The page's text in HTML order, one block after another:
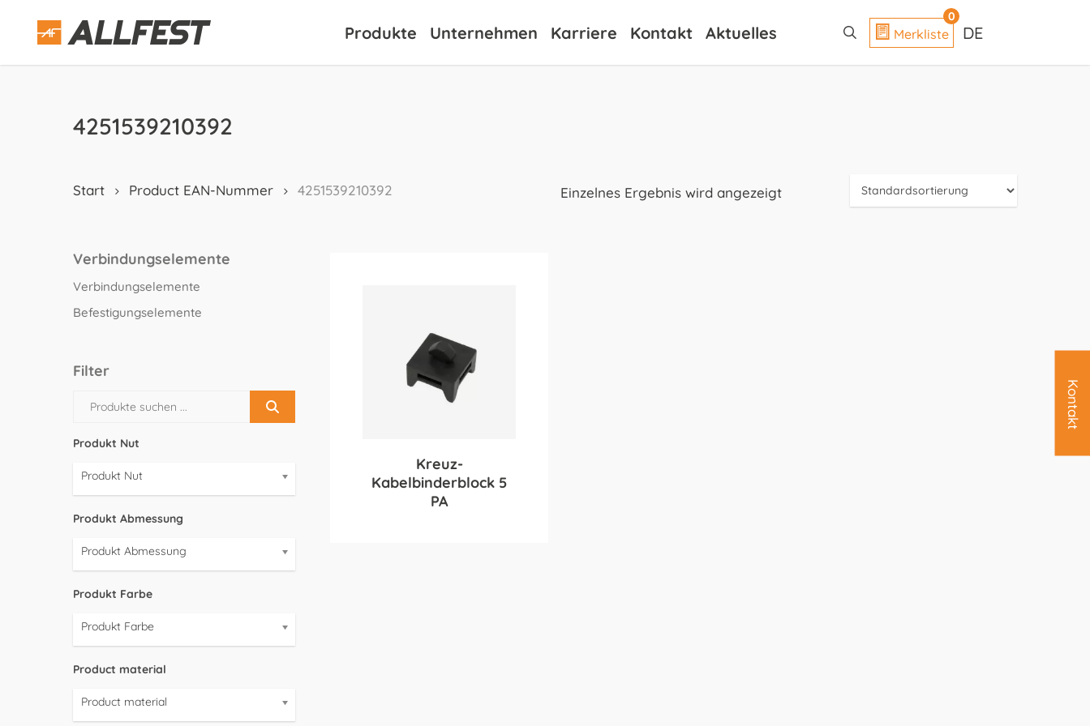
content
Produkte Unternehmen Karriere Kontakt Aktuelles
0
Merkliste DE
4251539210392
Einzelnes Ergebnis wird angezeigt
Start Product EAN-Nummer 4251539210392
Verbindungselemente
Verbindungselemente
Befestigungselemente
Filter
Produkt Nut
Produkt Nut
Produkt Abmessung
Produkt Abmessung
Produkt Farbe
Produkt Farbe
Product material
Product material
Kreuz-
Kabelbinderblock 5
PA
Kontakt